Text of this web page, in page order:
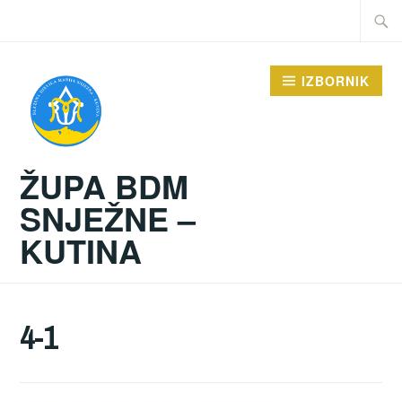
Traži:
ŽUPA BDM
SNJEŽNE –
KUTINA
IZBORNIK
4-1